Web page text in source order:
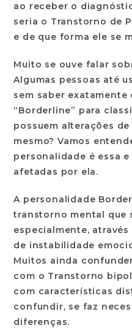
ao receber o
seria o Transtorno de
e de que forma ele se
Muito se ouve falar
Algumas pessoas até
sem saber
“Borderline” para
possuem alterações
mesmo? Vamos
personalidade é essa
afetadas por ela.
A personalidade
transtorno mental que
especialmente,
de instabilidade
Muitos ainda
com o Transtorno
com características
confundir, se faz
diferenças.